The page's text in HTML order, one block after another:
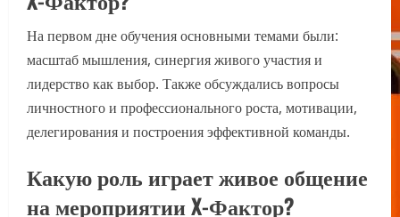
На первом дне обучения основными темами были:
масштаб мышления, синергия живого участия и
лидерство как выбор. Также обсуждались вопросы
личностного и профессионального роста, мотивации,
делегирования и построения эффективной команды.
Какую роль играет живое общение
на мероприятии X-Фактор?